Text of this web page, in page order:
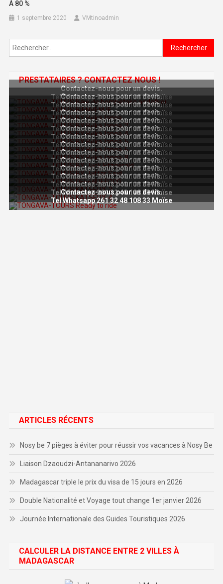
À 80 %
1 septembre 2020 VMtinoadmin
Rechercher :
PRESTATAIRES ? CONTACTEZ NOUS !
Contactez-nous pour un devis.
Tel Whatsapp 261 32 48 108 33 Moïse
Contactez-nous pour un devis.
Tel Whatsapp 261 32 48 108 33 Moïse
Contactez-nous pour un devis.
Tel Whatsapp 261 32 48 108 33 Moïse
Contactez-nous pour un devis.
Tel Whatsapp 261 32 48 108 33 Moïse
Contactez-nous pour un devis.
Tel Whatsapp 261 32 48 108 33 Moïse
Contactez-nous pour un devis.
Tel Whatsapp 261 32 48 108 33 Moïse
Contactez-nous pour un devis.
Tel Whatsapp 261 32 48 108 33 Moïse
Contactez-nous pour un devis.
Tel Whatsapp 261 32 48 108 33 Moïse
Contactez-nous pour un devis.
Tel Whatsapp 261 32 48 108 33 Moïse
Contactez-nous pour un devis.
Tel Whatsapp 261 32 48 108 33 Moïse
Contactez-nous pour un devis.
Tel Whatsapp 261 32 48 108 33 Moïse
Contactez-nous pour un devis.
Tel Whatsapp 261 32 48 108 33 Moïse
Contactez-nous pour un devis.
Tel Whatsapp 261 32 48 108 33 Moïse
Contactez-nous pour un devis.
Tel Whatsapp 261 32 48 108 33 Moïse
ARTICLES RÉCENTS
Nosy be 7 pièges à éviter pour réussir vos vacances à Nosy Be
Liaison Dzaoudzi-Antananarivo 2026
Madagascar triple le prix du visa de 15 jours en 2026
Double Nationalité et Voyage tout change 1er janvier 2026
Journée Internationale des Guides Touristiques 2026
CALCULER LA DISTANCE ENTRE 2 VILLES À
MADAGASCAR